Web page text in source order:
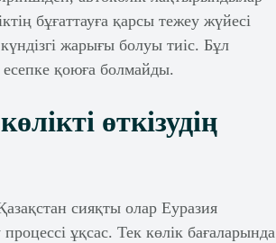
бұғаттауға қарсы тежеу жүйесі
жарығы болуы тиіс. Бұл
есепке қоюға болмайды.
өткізудің
сияқты олар Еуразия
ұқсас. Тек көлік бағаларында